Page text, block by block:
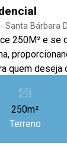
Santa Bárbara
250M² e se
quem deseja
investir em
O lote conta com
fundos, que
conforme a
oferecendo
250m²
Terreno